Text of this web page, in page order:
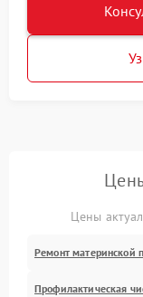
Цены
Ремонт материнской
Профилактическая